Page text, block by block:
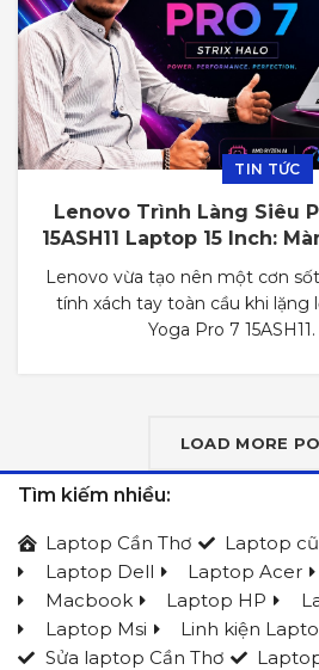
TIN TỨC
Lenovo Trình Làng Siêu
15ASH11 Laptop 15 Inch:
Nit, Phân Bổ VRAM
Lenovo vừa tạo nên một cơn
tính xách tay toàn cầu khi lặng
Yoga Pro 7
LOAD MORE
Tìm kiếm nhiều:
Laptop Cần Thơ
Laptop
Laptop Dell
Laptop Acer
Macbook
Laptop HP
Laptop Msi
Linh kiện
Sửa laptop Cần Thơ